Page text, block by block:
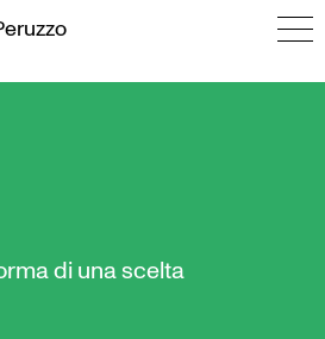
di una scelta